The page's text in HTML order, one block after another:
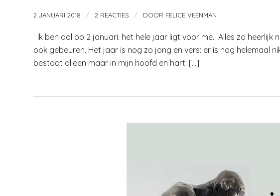
2 JANUARI 2018 / 2 REACTIES / DOOR FELICE VEENMAN
Ik ben dol op 2 januari: het hele jaar ligt voor me. Alles zo heerlijk
ook gebeuren. Het jaar is nog zo jong en vers: er is nog helemaal
bestaat alleen maar in mijn hoofd en hart. […]